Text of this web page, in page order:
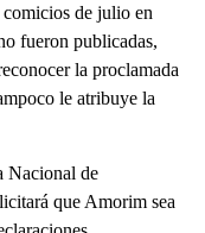
comicios de julio en
fueron publicadas,
la proclamada
le atribuye la
Nacional de
que Amorim sea